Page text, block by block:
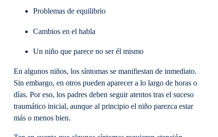
Problemas de equilibrio
Cambios en el habla
Un niño que parece no ser él mismo
En algunos niños, los síntomas se manifiestan de inmediato.
Sin embargo, en otros pueden aparecer a lo largo de horas o
días. Por eso, los padres deben seguir atentos tras el suceso
traumático inicial, aunque al principio el niño parezca estar
más o menos bien.